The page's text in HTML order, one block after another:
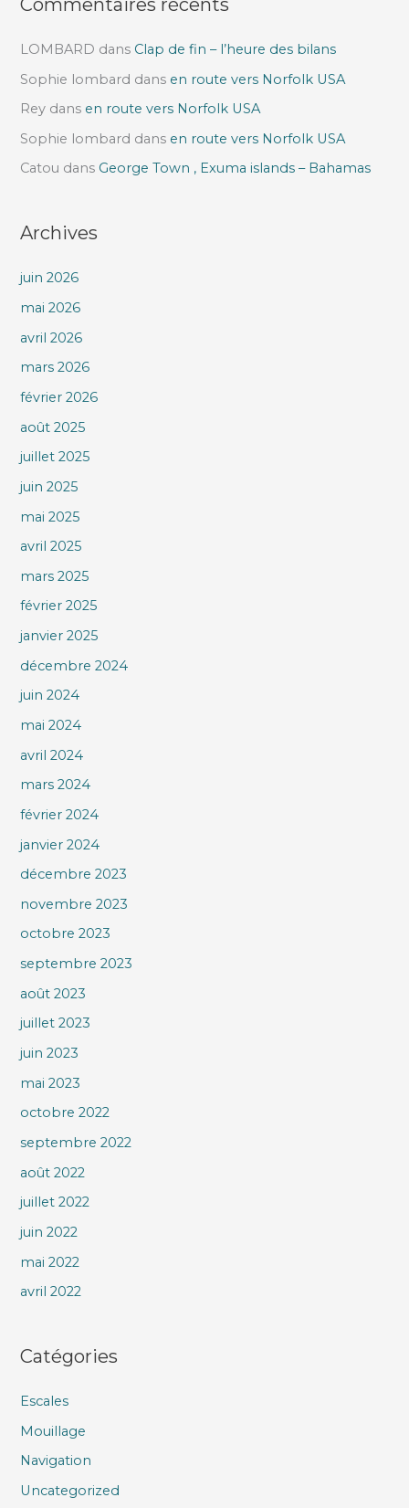
Commentaires récents
LOMBARD dans Clap de fin – l’heure des bilans
Sophie lombard dans en route vers Norfolk USA
Rey dans en route vers Norfolk USA
Sophie lombard dans en route vers Norfolk USA
Catou dans George Town , Exuma islands – Bahamas
Archives
juin 2026
mai 2026
avril 2026
mars 2026
février 2026
août 2025
juillet 2025
juin 2025
mai 2025
avril 2025
mars 2025
février 2025
janvier 2025
décembre 2024
juin 2024
mai 2024
avril 2024
mars 2024
février 2024
janvier 2024
décembre 2023
novembre 2023
octobre 2023
septembre 2023
août 2023
juillet 2023
juin 2023
mai 2023
octobre 2022
septembre 2022
août 2022
juillet 2022
juin 2022
mai 2022
avril 2022
Catégories
Escales
Mouillage
Navigation
Uncategorized